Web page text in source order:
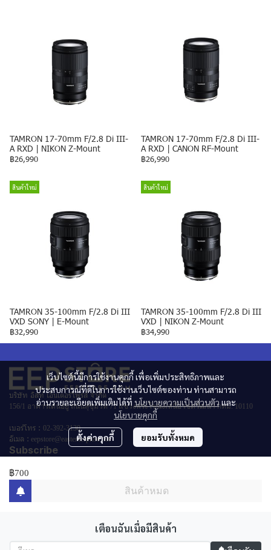
TAMRON 17-70mm F/2.8 Di III-
A RXD | NIKON Z-Mount
฿26,990
TAMRON 17-70mm F/2.8 Di III-
A RXD | CANON RF-Mount
฿26,990
สินค้าใหม่
TAMRON 35-100mm F/2.8 Di III
VXD SONY | E-Mount
฿32,990
สินค้าใหม่
TAMRON 35-100mm F/2.8 Di III
VXD | NIKON Z-Mount
฿34,990
฿700
สินค้าหมด
เตือนฉันเมื่อมีสินค้า
เว็บไซต์นี้มีการใช้งานคุกกี้ เพื่อเพิ่มประสิทธิภาพและ
ประสบการณ์ที่ดีในการใช้งานเว็บไซต์ของท่าน ท่านสามารถ
อ่านรายละเอียดเพิ่มเติมได้ที่ นโยบายความเป็นส่วนตัวและ
นโยบายคุกกี้
ตั้งค่าคุกกี้ ยอมรับทั้งหมด
บริษัท อิสท์ เอ็นเตอร์ไพรส์ จำกัด
156/1 อาคารเด่นอยู่ ถนนสุขุมวิท 71 แขวงพระโขนงเหนือ เขตวัฒนา กทม. 10110
เบอร์โทร : 02-392-3130
อีเมล : eepstore@eastenterprise.net
Subscribe
รับข่าวสาร